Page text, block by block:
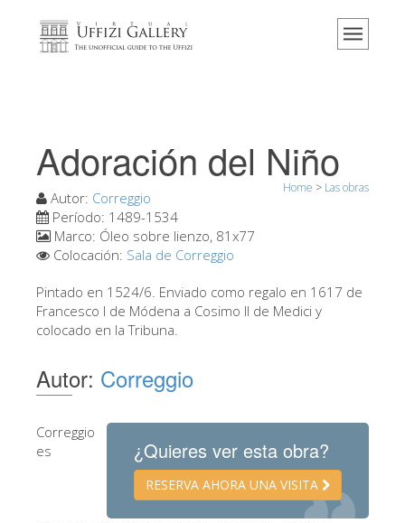
Home
Eventos y exposiciones
Los comentarios de los visitantes
Contáctenos
Visite los Uffizi
Reserve ahora
Visita virtual
Las salas
Los Artistas
Las nuevas salas
Otros Museos
Adoración del Niño
Home > Las obras
Autor: Correggio
Período: 1489-1534
Marco: Óleo sobre lienzo, 81x77
Colocación: Sala de Correggio
Pintado en 1524/6. Enviado como regalo en 1617 de
Francesco I de Módena a Cosimo II de Medici y
colocado en la Tribuna.
Autor: Correggio
¿Quieres ver esta obra?
RESERVA AHORA UNA VISITA
Correggio
es